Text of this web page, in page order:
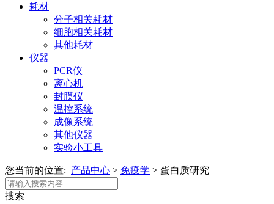
耗材
分子相关耗材
细胞相关耗材
其他耗材
仪器
PCR仪
离心机
封膜仪
温控系统
成像系统
其他仪器
实验小工具
您当前的位置: 产品中心 > 免疫学 > 蛋白质研究
搜索